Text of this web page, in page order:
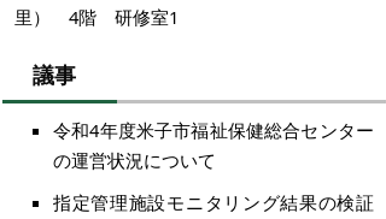
里） 4階 研修室1
議事
令和4年度米子市福祉保健総合センター
の運営状況について
指定管理施設モニタリング結果の検証